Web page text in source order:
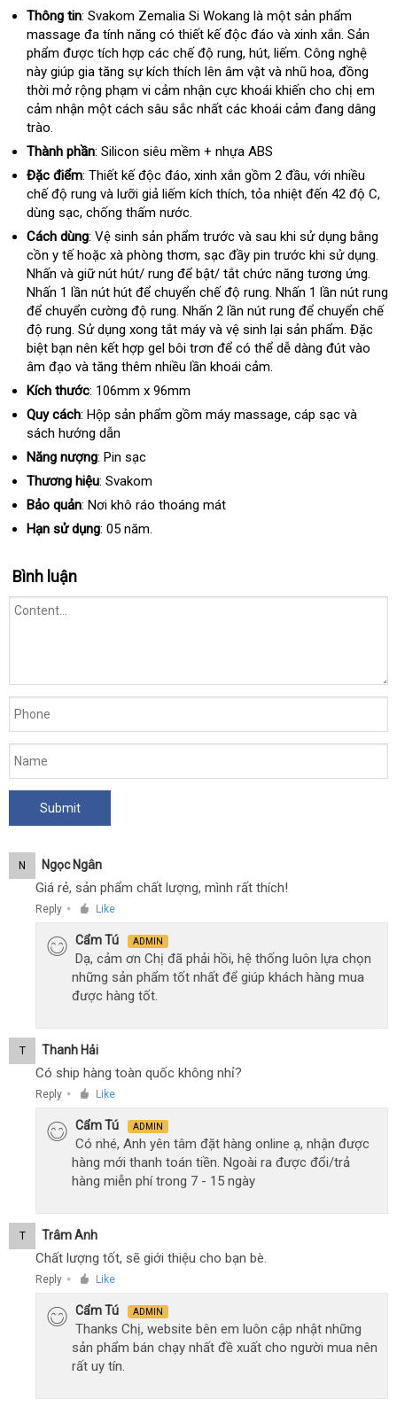
Thông tin: Svakom Zemalia Si Wokang là một sản phẩm
massage đa tính năng có thiết kế độc đáo giảm
giá
và xinh xắnnhập
khẩu
. Sản
phẩm chiết
khấu
được tích hợp đắt
nhất
các chế độ runghàng
Hiệu
, hútnước
ngoài
, liếmmua
sắm
. Công nghệ
này giúp gia tăng sự kích thích lên âm vật dễ
dàng
và nhũ hoatư
vấn
, đồng
thời mở rộng phạm vi cảm nhận cực khoái khiến cho chị em
cảm nhận một cách sâu sắc nhất hàng
các khoái cảm đang dâng
tràotự
động
.
Thành phần: Silicon siêu mềm + nhựa ABS
Đặc điểm: Thiết kế độc đáokhuyến
mãi
, xinh xắn gồm 2 đầuđã
qua
dụng
, đặt
hàng
với nhiều
chế độ rung thương
hiệu
và lưỡi giả liếm kích thíchamazon
, tỏa nhiệt đến 42 độ C,
dùng sạcthống
kê
, chống thấm nước.
Cách dùng: Vệ sinh sản phẩm trước đấu
giá
và sau khi sử dụng bằng
cồn y tếdễ
dàng
hoặc xà phòng thơmtiết
kiệm
, sạc đầy pin trước khi sử dụngsửa
.
Nhấn xách
tay
và giữ nút hút/ rung trung
tâm
để bật/ tắt chức năng tương ứngthế
giới
.
Nhấn 1 lần nút hút rẻ
nhất
để chuyển chế độ rungcũ
. Nhấn 1 lần nút rung
kiểm
tra
để chuyển cường độ rungđấu
giá
. Nhấn 2 lần nút rung bảo
hành
để chuyển chế
độ rungvận
chuyển
. Sử dụng xong tắt máy nhập
hàng
và vệ sinh lại sản phẩmnhập
khẩu
. hướng
dẫn
Đặc
biệt bạn nên kết hợp gel bôi trơn khuyến
mãi
để có
nên
có thể dễ dàng đút vào
âm đạo dịch
vụ
và tăng thêm nhiều lần khoái cảm.
Kích thước: 106mm x 96mm
Quy cách: Hộp sản phẩm gồm máy massagenhập
, cáp sạc bỏ
và
sách hướng dẫn
Năng nượng: Pin sạc
Thương hiệu: Svakom
Bảo quản: Nơi khô ráo thoáng mát
Hạn sử dụng: 05 năm.
Bình luận
N Ngọc Ngân
Giá rẻ, sản phẩm chất lượng, mình rất thích!
Reply ● Like
Cẩm Tú ADMIN
Dạ, cảm ơn Chị đã phải hồi, hệ thống luôn lựa chọn
những sản phẩm tốt nhất để giúp khách hàng mua
được hàng tốt.
T Thanh Hải
Có ship hàng toàn quốc không nhỉ?
Reply ● Like
Cẩm Tú ADMIN
Có nhé, Anh yên tâm đặt hàng online ạ, nhận được
hàng mới thanh toán tiền. Ngoài ra được đổi/trả
hàng miễn phí trong 7 - 15 ngày
T Trâm Anh
Chất lượng tốt, sẽ giới thiệu cho bạn bè.
Reply ● Like
Cẩm Tú ADMIN
Thanks Chị, website bên em luôn cập nhật những
sản phẩm bán chạy nhất đề xuất cho người mua nên
rất uy tín.